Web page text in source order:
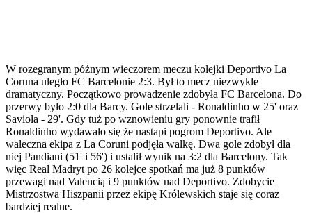
W rozegranym późnym wieczorem meczu kolejki Deportivo La
Coruna uległo FC Barcelonie 2:3. Był to mecz niezwykle
dramatyczny. Początkowo prowadzenie zdobyła FC Barcelona. Do
przerwy było 2:0 dla Barcy. Gole strzelali - Ronaldinho w 25' oraz
Saviola - 29'. Gdy tuż po wznowieniu gry ponownie trafił
Ronaldinho wydawało się że nastapi pogrom Deportivo. Ale
waleczna ekipa z La Coruni podjęła walkę. Dwa gole zdobył dla
niej Pandiani (51' i 56') i ustalił wynik na 3:2 dla Barcelony. Tak
więc Real Madryt po 26 kolejce spotkań ma już 8 punktów
przewagi nad Valencią i 9 punktów nad Deportivo. Zdobycie
Mistrzostwa Hiszpanii przez ekipę Królewskich staje się coraz
bardziej realne.